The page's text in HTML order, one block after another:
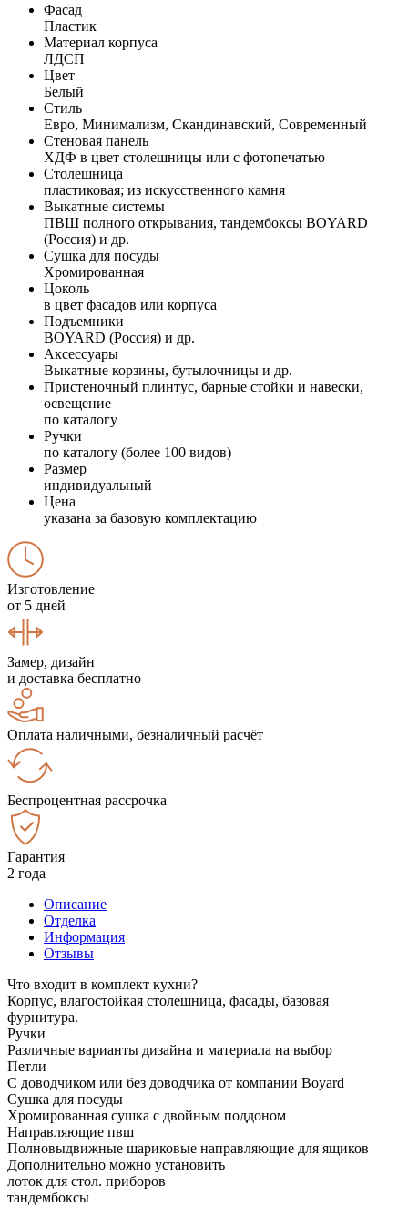
Фасад
Пластик
Материал корпуса
ЛДСП
Цвет
Белый
Стиль
Евро, Минимализм, Скандинавский, Современный
Стеновая панель
ХДФ в цвет столешницы или с фотопечатью
Столешница
пластиковая; из искусственного камня
Выкатные системы
ПВШ полного открывания, тандембоксы BOYARD
(Россия) и др.
Сушка для посуды
Хромированная
Цоколь
в цвет фасадов или корпуса
Подъемники
BOYARD (Россия) и др.
Аксессуары
Выкатные корзины, бутылочницы и др.
Пристеночный плинтус, барные стойки и навески,
освещение
по каталогу
Ручки
по каталогу (более 100 видов)
Размер
индивидуальный
Цена
указана за базовую комплектацию
Изготовление
от 5 дней
Замер, дизайн
и доставка бесплатно
Оплата наличными, безналичный расчёт
Беспроцентная рассрочка
Гарантия
2 года
Описание
Отделка
Информация
Отзывы
Что входит в комплект кухни?
Корпус, влагостойкая столешница, фасады, базовая
фурнитура.
Ручки
Различные варианты дизайна и материала на выбор
Петли
С доводчиком или без доводчика от компании Boyard
Сушка для посуды
Хромированная сушка с двойным поддоном
Направляющие пвш
Полновыдвижные шариковые направляющие для ящиков
Дополнительно можно установить
лоток для стол. приборов
тандембоксы